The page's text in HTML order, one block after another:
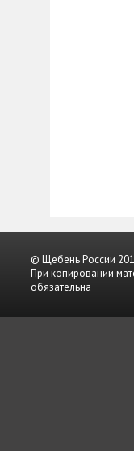
© Щебень России
При копировании
обязательна